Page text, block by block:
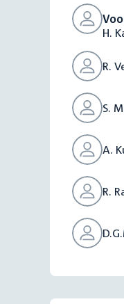
H.
R.
S.
A.
R.